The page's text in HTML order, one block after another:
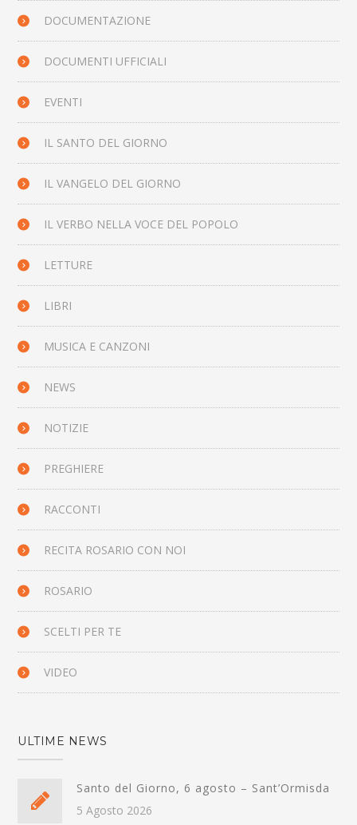
DOCUMENTAZIONE
DOCUMENTI UFFICIALI
EVENTI
IL SANTO DEL GIORNO
IL VANGELO DEL GIORNO
IL VERBO NELLA VOCE DEL POPOLO
LETTURE
LIBRI
MUSICA E CANZONI
NEWS
NOTIZIE
PREGHIERE
RACCONTI
RECITA ROSARIO CON NOI
ROSARIO
SCELTI PER TE
VIDEO
ULTIME NEWS
Santo del Giorno, 6 agosto – Sant’Ormisda
5 Agosto 2026